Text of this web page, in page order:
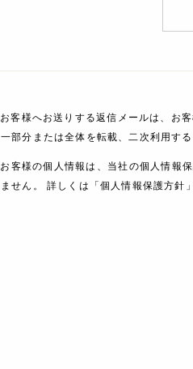
お客様へお送りする返信メールは、お
一部分または全体を転載、二次利用す
お客様の個人情報は、当社の個人情報
ません。 詳しくは「個人情報保護方針